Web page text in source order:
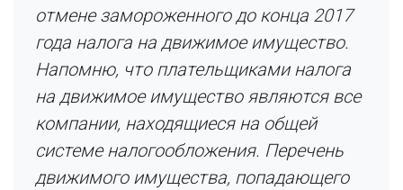
отмене замороженного до конца 2017
года налога на движимое имущество.
Напомню, что плательщиками налога
на движимое имущество являются все
компании, находящиеся на общей
системе налогообложения. Перечень
движимого имущества, попадающего